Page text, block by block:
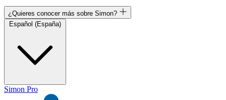
¿Quieres conocer más sobre Simon?
Simon Pro